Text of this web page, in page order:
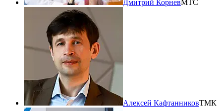
Дмитрий КорневМТС
Алексей КафтанниковТМК